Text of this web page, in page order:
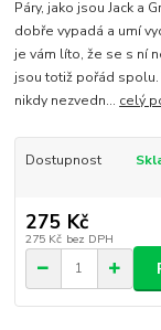
Páry, jako jsou Jack a
dobře vypadá a umí
je vám líto, že se s ní
jsou totiž pořád spolu.
nikdy nezvedn... celý
Dostupnost
275 Kč
275 Kč bez DPH